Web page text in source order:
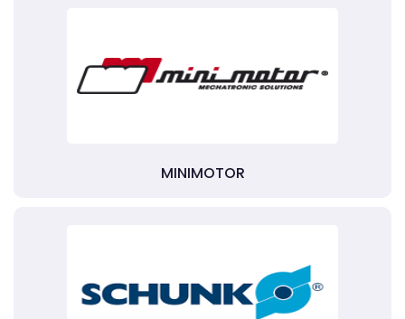
MINIMOTOR